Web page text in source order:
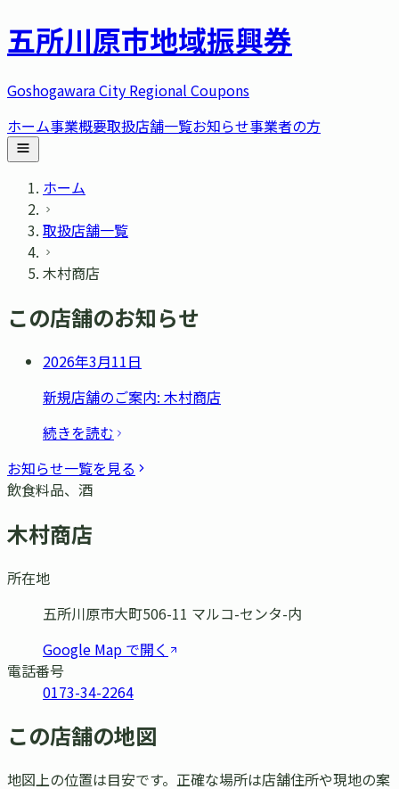
五所川原市地域振興券
Goshogawara City Regional Coupons
ホーム事業概要取扱店舗一覧お知らせ事業者の方
ホーム
取扱店舗一覧
木村商店
この店舗のお知らせ
2026年3月11日
新規店舗のご案内: 木村商店
続きを読む
お知らせ一覧を見る
飲食料品、酒
木村商店
所在地
五所川原市大町506-11 マルコ-センタ-内
Google Map で開く
電話番号
0173-34-2264
この店舗の地図
地図上の位置は目安です。正確な場所は店舗住所や現地の案